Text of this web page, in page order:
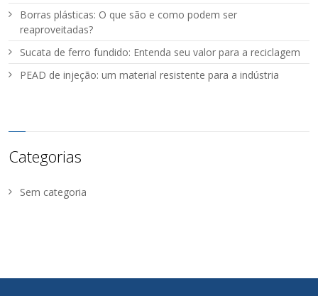
Borras plásticas: O que são e como podem ser
reaproveitadas?
Sucata de ferro fundido: Entenda seu valor para a reciclagem
PEAD de injeção: um material resistente para a indústria
Categorias
Sem categoria